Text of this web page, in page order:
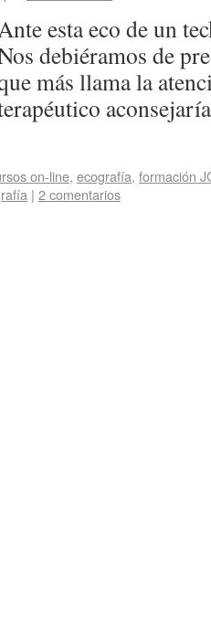
esta eco de un
debiéramos de
más llama la
on-line, ecografía, formación
| 2 comentarios